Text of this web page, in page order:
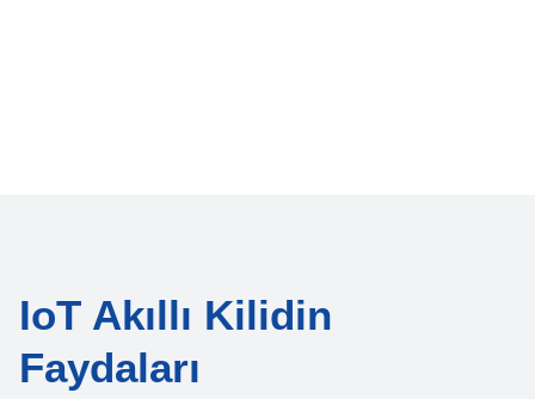
IoT Akıllı Kilidin
Faydaları